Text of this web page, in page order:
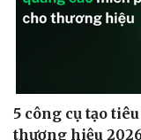
5 công cụ tạo
thương hiệu